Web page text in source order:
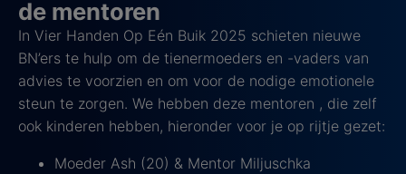
de mentoren
In Vier Handen Op Eén Buik 2025 schieten nieuwe
BN’ers te hulp om de tienermoeders en -vaders van
advies te voorzien en om voor de nodige emotionele
steun te zorgen. We hebben deze mentoren , die zelf
ook kinderen hebben, hieronder voor je op rijtje gezet:
Moeder Ash (20) & Mentor Miljuschka